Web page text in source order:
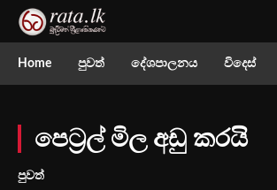
Home පුවත් දේශපාලනය විදෙස්
පෙට්‍රල් මිල අඩු කරයි
පුවත්